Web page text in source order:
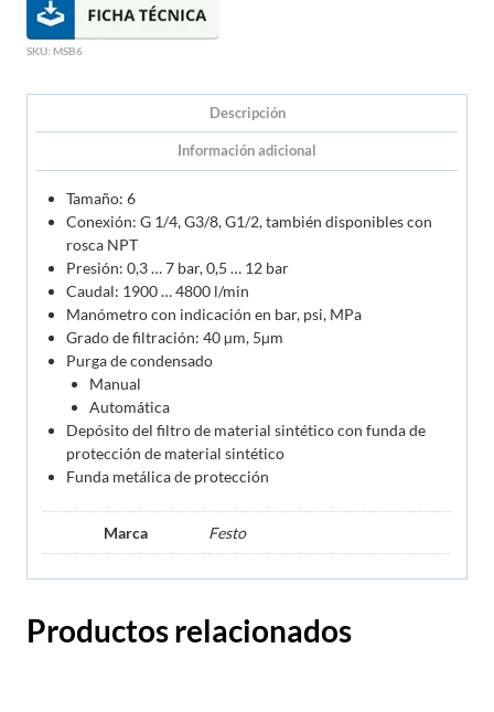
SKU: MSB6
Descripción
Información adicional
Tamaño: 6
Conexión: G 1/4, G3/8, G1/2, también disponibles con
rosca NPT
Presión: 0,3 … 7 bar, 0,5 … 12 bar
Caudal: 1900 … 4800 l/min
Manómetro con indicación en bar, psi, MPa
Grado de filtración: 40 µm, 5µm
Purga de condensado
Manual
Automática
Depósito del filtro de material sintético con funda de
protección de material sintético
Funda metálica de protección
Marca Festo
Productos relacionados